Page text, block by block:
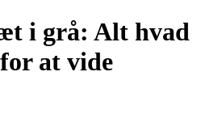
i grå: Alt hvad
at vide